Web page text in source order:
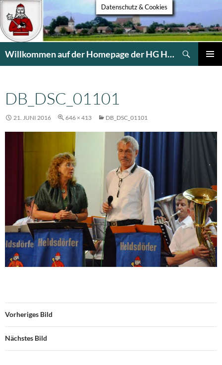
Willkommen auf der Homepage der HG Heldsdorf
DB_DSC_01101
21. JUNI 2016 646 × 413 DB_DSC_01101
Vorheriges Bild
Nächstes Bild
Datenschutz & Cookies